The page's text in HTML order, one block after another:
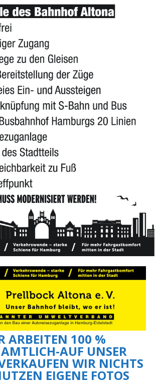
ARBEITEN 100 %
AUF UNSER
WIR NICHTS
EIGENE FOTOS